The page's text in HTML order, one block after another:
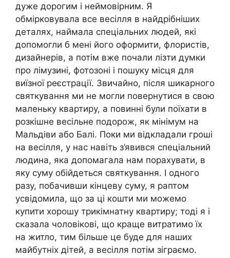
дуже дорогим і неймовірним. Я
обмірковувала все весілля в найдрібніших
деталях, наймала спеціальних людей, які
допомогли б мені його оформити, флористів,
дизайнерів, а потім вже почали лізти думки
про лімузині, фотозоні і пошуку місця для
виїзної реєстрації. Звичайно, після шикарного
святкування ми не могли повернутися в свою
маленьку квартиру, а повинні були поїхати в
розкішне весільне подорож, як мінімум на
Мальдіви або Балі. Поки ми відкладали гроші
на весілля, у нас навіть з’явився спеціальний
людина, яка допомагала нам порахувати, в
яку суму обійдеться святкування. І одного
разу, побачивши кінцеву суму, я раптом
усвідомила, що за ці кошти ми можемо
купити хорошу трикімнатну квартиру; тоді я і
сказала чоловікові, що краще витратимо їх
на житло, тим більше це буде для наших
майбутніх дітей, а весілля потім зіграємо.